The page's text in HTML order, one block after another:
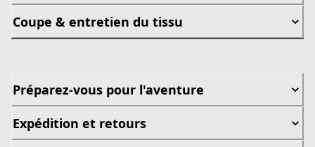
Coupe & entretien du tissu
Préparez-vous pour l'aventure
Expédition et retours